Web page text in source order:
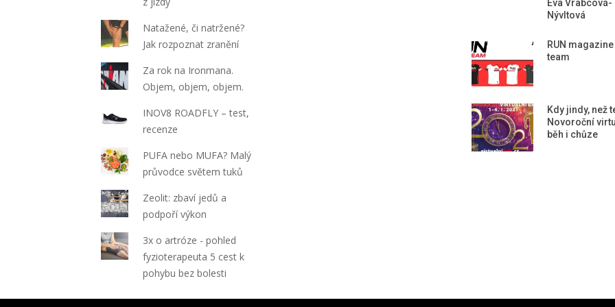
Natažené, či natržené?
Jak rozpoznat zranění
Za rok na Ironmana.
Objem, objem, objem.
INOV8 ROADFLY – test,
recenze
PUFA nebo MUFA? Malý
průvodce světem tuků
Zeolit: zbaví jedů a
podpoří výkon
3x o artróze - pohled
fyzioterapeuta 5 cest k
pohybu bez bolesti
Eva Vrabcová-
Nývltová
RUN magazine
team
Kdy jindy, než
Novoroční
běh i chůze